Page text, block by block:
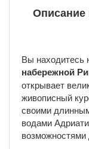
Описание
Вы находитесь
набережной
открывает
живописный
своими
водами